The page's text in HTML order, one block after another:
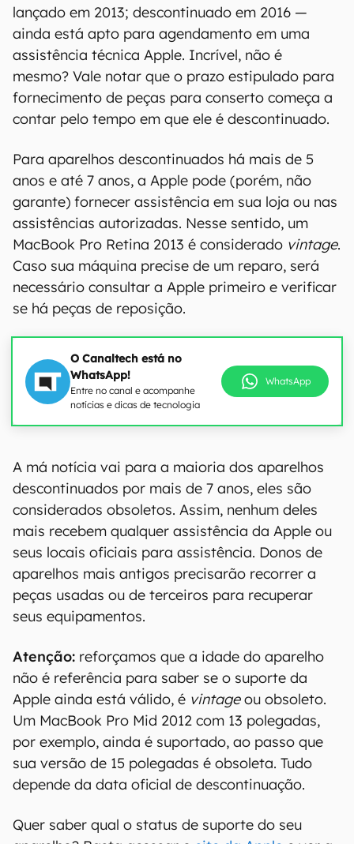
lançado em 2013; descontinuado em 2016 —
ainda está apto para agendamento em uma
assistência técnica Apple. Incrível, não é
mesmo? Vale notar que o prazo estipulado para
fornecimento de peças para conserto começa a
contar pelo tempo em que ele é descontinuado.
Para aparelhos descontinuados há mais de 5
anos e até 7 anos, a Apple pode (porém, não
garante) fornecer assistência em sua loja ou nas
assistências autorizadas. Nesse sentido, um
MacBook Pro Retina 2013 é considerado vintage.
Caso sua máquina precise de um reparo, será
necessário consultar a Apple primeiro e verificar
se há peças de reposição.
O Canaltech está no
WhatsApp!
Entre no canal e acompanhe
notícias e dicas de tecnologia
WhatsApp
A má notícia vai para a maioria dos aparelhos
descontinuados por mais de 7 anos, eles são
considerados obsoletos. Assim, nenhum deles
mais recebem qualquer assistência da Apple ou
seus locais oficiais para assistência. Donos de
aparelhos mais antigos precisarão recorrer a
peças usadas ou de terceiros para recuperar